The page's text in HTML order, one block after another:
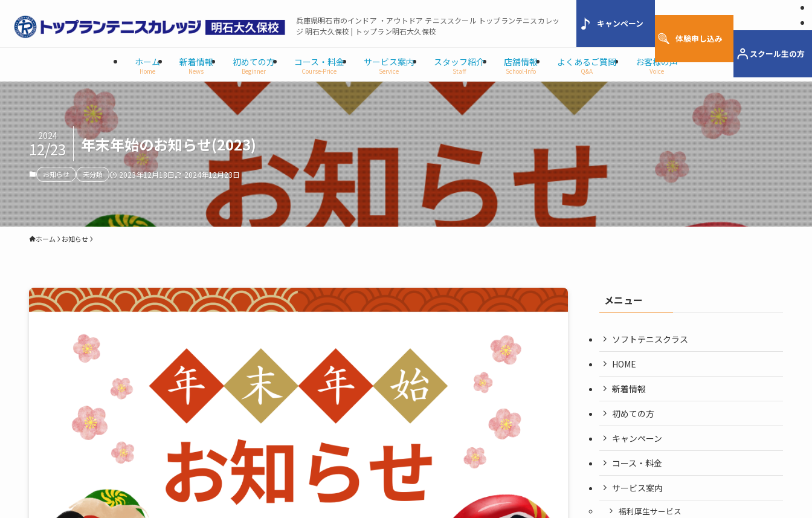
兵庫県明石市のインドア ・アウトドア テニススクール トップランテニスカレッ
ジ 明石大久保校 | トップラン明石大久保校
キャンペーン
体験申し込み
スクール生の方
ホーム
Home
新着情報
News
初めての方
Beginner
コース・料金
Course-Price
サービス案内
Service
スタッフ紹介
Staff
店舗情報
School-Info
よくあるご質問
Q&A
お客様の声
Voice
年末年始のお知らせ(2023)
2024
12/23
お知らせ 未分類 2023年12月18日 2024年12月23日
ホーム お知らせ
メニュー
ソフトテニスクラス
HOME
新着情報
初めての方
キャンペーン
コース・料金
サービス案内
福利厚生サービス